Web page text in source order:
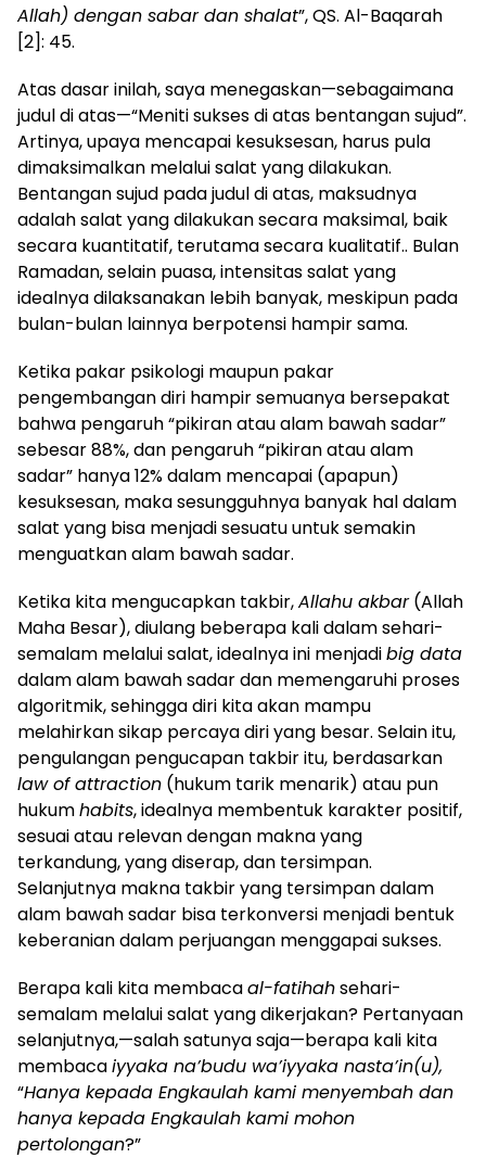
Allah) dengan sabar dan shalat”, QS. Al-Baqarah
[2]: 45.
Atas dasar inilah, saya menegaskan—sebagaimana
judul di atas—“Meniti sukses di atas bentangan sujud”.
Artinya, upaya mencapai kesuksesan, harus pula
dimaksimalkan melalui salat yang dilakukan.
Bentangan sujud pada judul di atas, maksudnya
adalah salat yang dilakukan secara maksimal, baik
secara kuantitatif, terutama secara kualitatif.. Bulan
Ramadan, selain puasa, intensitas salat yang
idealnya dilaksanakan lebih banyak, meskipun pada
bulan-bulan lainnya berpotensi hampir sama.
Ketika pakar psikologi maupun pakar
pengembangan diri hampir semuanya bersepakat
bahwa pengaruh “pikiran atau alam bawah sadar”
sebesar 88%, dan pengaruh “pikiran atau alam
sadar” hanya 12% dalam mencapai (apapun)
kesuksesan, maka sesungguhnya banyak hal dalam
salat yang bisa menjadi sesuatu untuk semakin
menguatkan alam bawah sadar.
Ketika kita mengucapkan takbir,Allahu akbar(Allah
Maha Besar), diulang beberapa kali dalam sehari-
semalam melalui salat, idealnya ini menjadibig data
dalam alam bawah sadar dan memengaruhi proses
algoritmik, sehingga diri kita akan mampu
melahirkan sikap percaya diri yang besar. Selain itu,
pengulangan pengucapan takbir itu, berdasarkan
law of attraction (hukum tarik menarik) atau pun
hukumhabits, idealnya membentuk karakter positif,
sesuai atau relevan dengan makna yang
terkandung, yang diserap, dan tersimpan.
Selanjutnya makna takbir yang tersimpan dalam
alam bawah sadar bisa terkonversi menjadi bentuk
keberanian dalam perjuangan menggapai sukses.
Berapa kali kita membacaal-fatihahsehari-
semalam melalui salat yang dikerjakan? Pertanyaan
selanjutnya,—salah satunya saja—berapa kali kita
membacaiyyaka na’budu wa’iyyaka nasta’in(u),
“Hanya kepada Engkaulah kami menyembah dan
hanya kepada Engkaulah kami mohon
pertolongan?”